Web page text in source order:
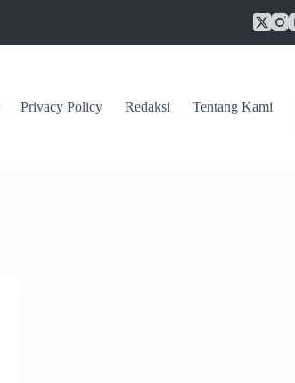
Privacy Policy Redaksi Tentang Kami